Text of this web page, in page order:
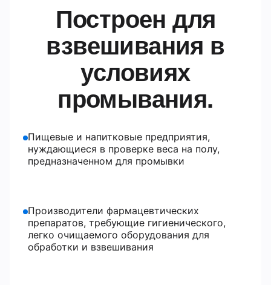
Построен для
взвешивания в
условиях
промывания.
Пищевые и напитковые предприятия,
нуждающиеся в проверке веса на полу,
предназначенном для промывки
Производители фармацевтических
препаратов, требующие гигиенического,
легко очищаемого оборудования для
обработки и взвешивания